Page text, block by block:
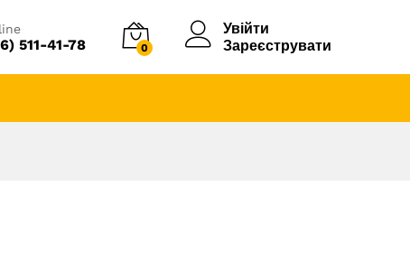
511-41-78 0
Увійти
Зареєструвати